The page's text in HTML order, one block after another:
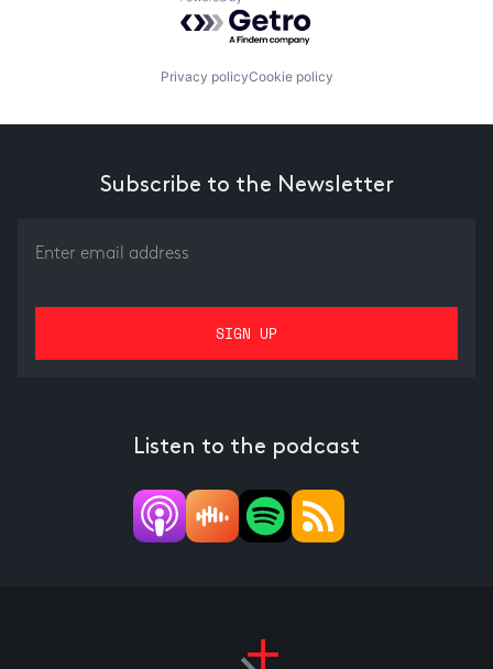
Privacy policyCookie policy
Subscribe to the Newsletter
Listen to the podcast